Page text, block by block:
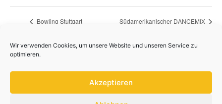
Wir verwenden Cookies, um unsere Website und unseren Service zu
optimieren.
Akzeptieren
Bowling Stuttgart Südamerikanischer DANCEMIX